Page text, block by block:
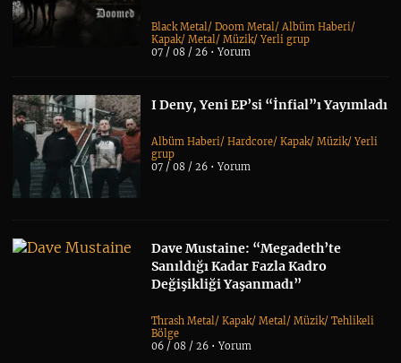
Black Metal/Doom Metal/Albüm Haberi/
Kapak/Metal/Müzik/Yerli grup
07 / 08 / 26 •Yorum
I Deny, Yeni EP’si “İnfial”ı Yayımladı
Albüm Haberi/Hardcore/Kapak/Müzik/Yerli
grup
07 / 08 / 26 •Yorum
Dave Mustaine: “Megadeth’te
Sanıldığı Kadar Fazla Kadro
Değişikliği Yaşanmadı”
Thrash Metal /Kapak/Metal /Müzik/Tehlikeli
Bölge
06 / 08 / 26 •Yorum